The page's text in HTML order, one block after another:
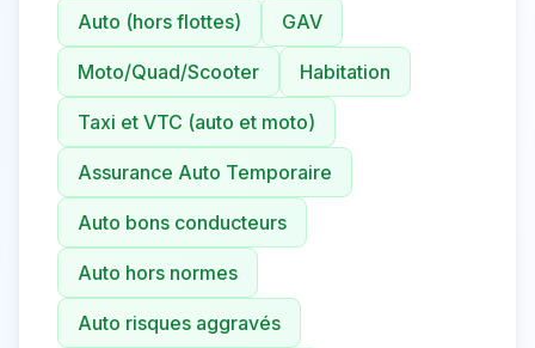
Auto (hors flottes) GAV
Moto/Quad/Scooter Habitation
Taxi et VTC (auto et moto)
Assurance Auto Temporaire
Auto bons conducteurs
Auto hors normes
Auto risques aggravés